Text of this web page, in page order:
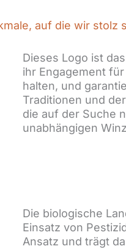
auf die wir stolz
Dieses Logo ist
ihr Engagement
halten, und
Traditionen und
die auf der Suche
unabhängigen
Die biologische
Einsatz von
Ansatz und trägt